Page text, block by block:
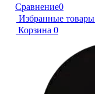
Сравнение0
Избранные товары
Корзина 0